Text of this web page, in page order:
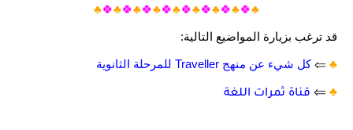
♣️
🍀
♣️
🍀
♣️
🍀
♣️
🍀
♣️
🍀
♣️
🍀
♣️
🍀
♣️
🍀
♣️
قد ترغب بزيارة المواضيع التالية:
♣️
⇐ كل شيء عن منهج Traveller للمرحلة الثانوية
♣️
⇐ قناة ثمرات اللغة